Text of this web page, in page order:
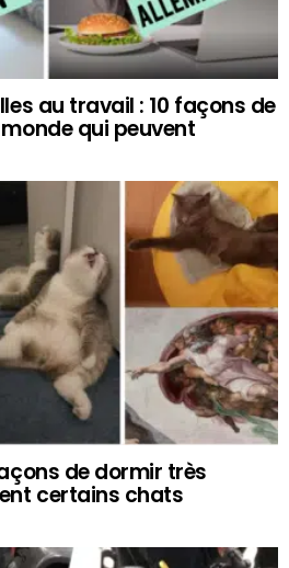
au travail : 10 façons de
qui peuvent
de dormir très
certains chats